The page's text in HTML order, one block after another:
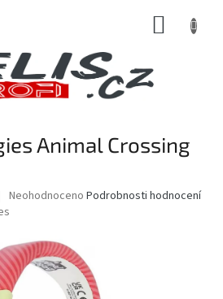
Animal Crossing
Průměrné
hodnocení
je
0,0
z
5
Neohodnoceno Podrobnosti hodnocení